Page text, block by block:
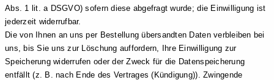
Abs. 1 lit. a DSGVO) sofern diese abgefragt wurde; die Einwilligung ist
jederzeit widerrufbar.
Die von Ihnen an uns per Bestellung übersandten Daten verbleiben bei
uns, bis Sie uns zur Löschung auffordern, Ihre Einwilligung zur
Speicherung widerrufen oder der Zweck für die Datenspeicherung
entfällt (z. B. nach Ende des Vertrages (Kündigung)). Zwingende